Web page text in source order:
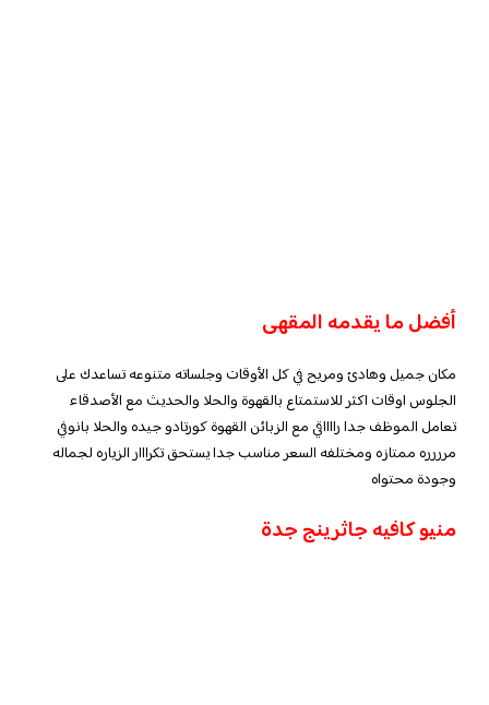
أفضل ما يقدمه المقهى
مكان جميل وهادئ ومريح في كل الأوقات وجلساته متنوعه تساعدك على
الجلوس اوقات اكثر للاستمتاع بالقهوة والحلا والحديث مع الأصدقاء
تعامل الموظف جدا رااااقي مع الزبائن القهوة كورتادو جيده والحلا بانوفي
مرررره ممتازه ومختلفه السعر مناسب جدا يستحق تكرااار الزياره لجماله
وجودة محتواه
منيو كافيه جاثرينج جدة